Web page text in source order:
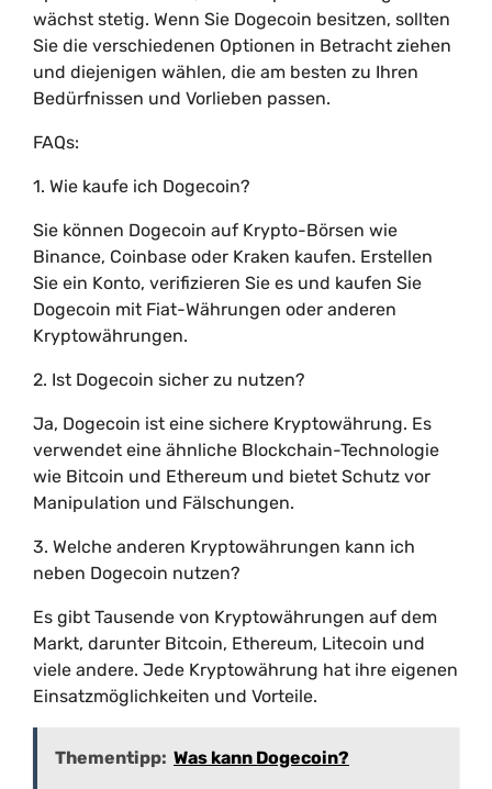
wächst stetig. Wenn Sie Dogecoin besitzen, sollten
Sie die verschiedenen Optionen in Betracht ziehen
und diejenigen wählen, die am besten zu Ihren
Bedürfnissen und Vorlieben passen.
FAQs:
1. Wie kaufe ich Dogecoin?
Sie können Dogecoin auf Krypto-Börsen wie
Binance, Coinbase oder Kraken kaufen. Erstellen
Sie ein Konto, verifizieren Sie es und kaufen Sie
Dogecoin mit Fiat-Währungen oder anderen
Kryptowährungen.
2. Ist Dogecoin sicher zu nutzen?
Ja, Dogecoin ist eine sichere Kryptowährung. Es
verwendet eine ähnliche Blockchain-Technologie
wie Bitcoin und Ethereum und bietet Schutz vor
Manipulation und Fälschungen.
3. Welche anderen Kryptowährungen kann ich
neben Dogecoin nutzen?
Es gibt Tausende von Kryptowährungen auf dem
Markt, darunter Bitcoin, Ethereum, Litecoin und
viele andere. Jede Kryptowährung hat ihre eigenen
Einsatzmöglichkeiten und Vorteile.
Thementipp: Was kann Dogecoin?